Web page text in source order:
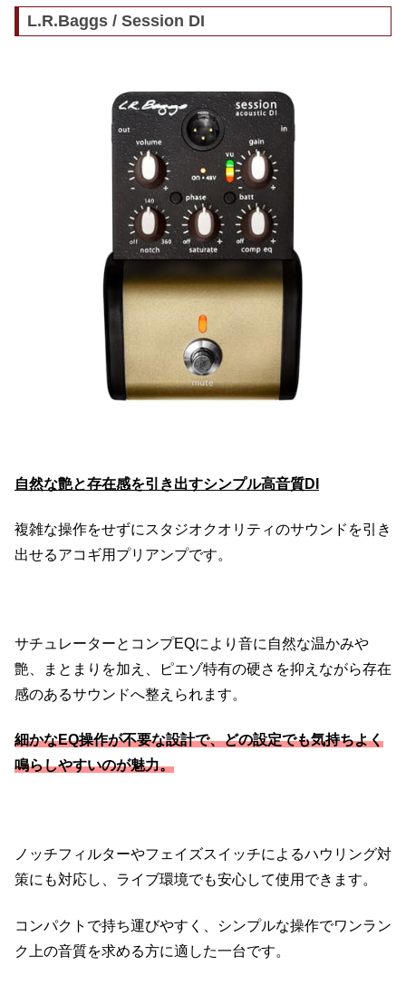
L.R.Baggs / Session DI
自然な艶と存在感を引き出すシンプル高音質DI
複雑な操作をせずにスタジオクオリティのサウンドを引き
出せるアコギ用プリアンプです。
サチュレーターとコンプEQにより音に自然な温かみや
艶、まとまりを加え、ピエゾ特有の硬さを抑えながら存在
感のあるサウンドへ整えられます。
細かなEQ操作が不要な設計で、どの設定でも気持ちよく
鳴らしやすいのが魅力。
ノッチフィルターやフェイズスイッチによるハウリング対
策にも対応し、ライブ環境でも安心して使用できます。
コンパクトで持ち運びやすく、シンプルな操作でワンラン
ク上の音質を求める方に適した一台です。